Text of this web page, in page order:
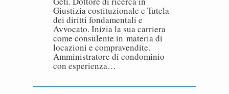
Giustizia costituzionale e Tutela
dei diritti fondamentali e
Avvocato. Inizia la sua carriera
come consulente in materia di
locazioni e compravendite.
Amministratore di condominio
con esperienza…